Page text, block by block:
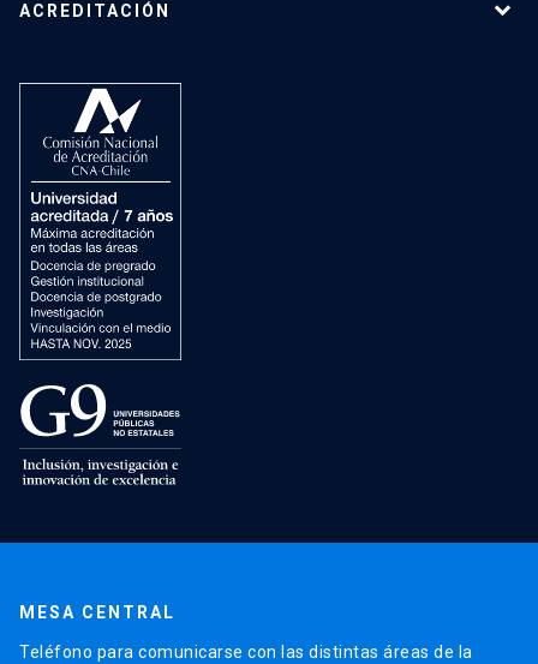
ACREDITACIÓN
MESA CENTRAL
Teléfono para comunicarse con las distintas áreas de la